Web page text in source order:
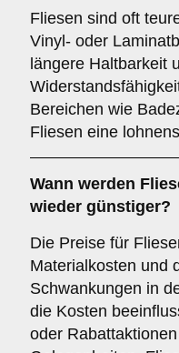
Fliesen sind oft
Vinyl- oder
längere Haltbarkeit
Bereichen wie
Fliesen eine
Wann werden
wieder günstiger?
Die Preise für
Materialkosten und
Schwankungen in
die Kosten
oder